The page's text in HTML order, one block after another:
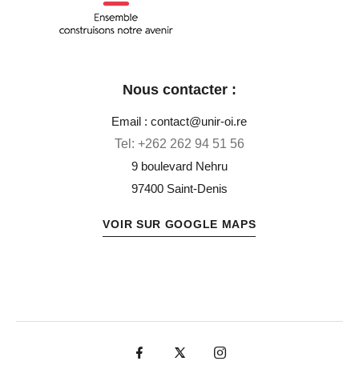
Nous contacter :
Email : contact@unir-oi.re
Tel: +262 262 94 51 56
9 boulevard Nehru
97400 Saint-Denis
VOIR SUR GOOGLE MAPS